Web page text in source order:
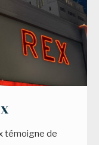
témoigne de